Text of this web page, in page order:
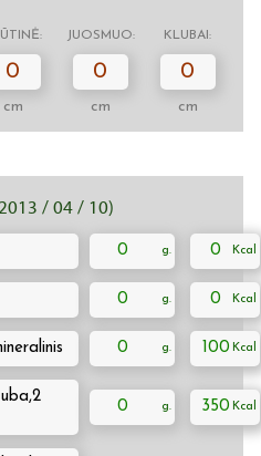
JUOSMUO: KLUBAI:
0
cm
0
cm
0
cm
/ 04 / 10)
0 0
0 0
0 100
0 350